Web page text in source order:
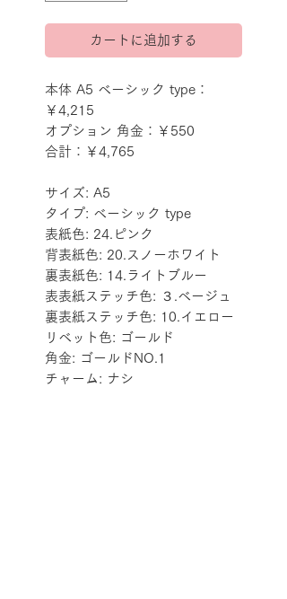
カートに追加する
本体 A5 ベーシック type：
￥4,215
オプション 角金：￥550
合計：￥4,765
サイズ: A5
タイプ: ベーシック type
表紙色: 24.ピンク
背表紙色: 20.スノーホワイト
裏表紙色: 14.ライトブルー
表表紙ステッチ色: ３.ベージュ
裏表紙ステッチ色: 10.イエロー
リベット色: ゴールド
角金: ゴールドNO.1
チャーム: ナシ